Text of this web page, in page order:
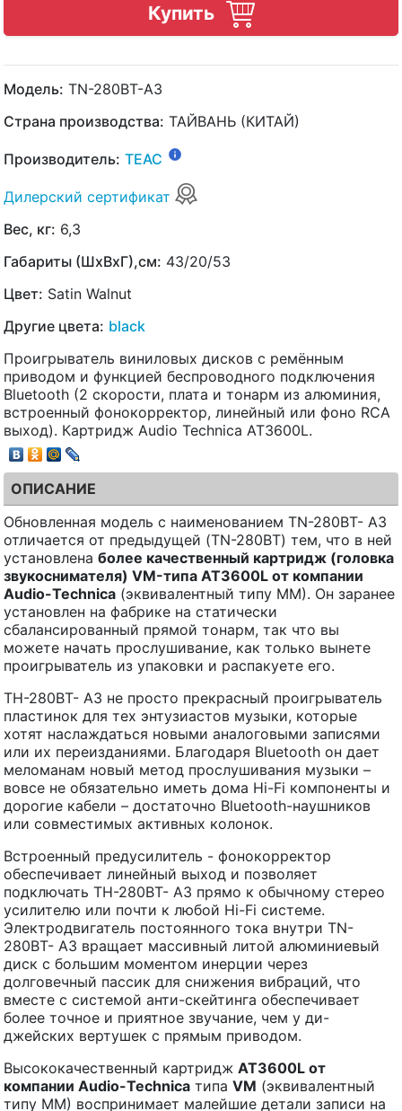
Купить
Модель: TN-280BT-A3
Страна производства: ТАЙВАНЬ (КИТАЙ)
Производитель: TEAC
Дилерский сертификат
Вес, кг: 6,3
Габариты (ШхВхГ),см: 43/20/53
Цвет: Satin Walnut
Другие цвета: black
Проигрыватель виниловых дисков с ремённым
приводом и функцией беспроводного подключения
Bluetooth (2 скорости, плата и тонарм из алюминия,
встроенный фонокорректор, линейный или фоно RCA
выход). Картридж Audio Technica AT3600L.
ОПИСАНИЕ
Обновленная модель с наименованием TN-280BT- A3
отличается от предыдущей (TN-280BT) тем, что в ней
установлена более качественный картридж (головка
звукоснимателя) VM-типа AT3600L от компании
Audio-Technica (эквивалентный типу MM). Он заранее
установлен на фабрике на статически
сбалансированный прямой тонарм, так что вы
можете начать прослушивание, как только вынете
проигрыватель из упаковки и распакуете его.
ТН-280BT- A3 не просто прекрасный проигрыватель
пластинок для тех энтузиастов музыки, которые
хотят наслаждаться новыми аналоговыми записями
или их переизданиями. Благодаря Bluetooth он дает
меломанам новый метод прослушивания музыки –
вовсе не обязательно иметь дома Hi-Fi компоненты и
дорогие кабели – достаточно Bluetooth-наушников
или совместимых активных колонок.
Встроенный предусилитель - фонокорректор
обеспечивает линейный выход и позволяет
подключать ТН-280BT- A3 прямо к обычному стерео
усилителю или почти к любой Hi-Fi системе.
Электродвигатель постоянного тока внутри TN-
280BT- A3 вращает массивный литой алюминиевый
диск с большим моментом инерции через
долговечный пассик для снижения вибраций, что
вместе с системой анти-скейтинга обеспечивает
более точное и приятное звучание, чем у ди-
джейских вертушек с прямым приводом.
Высококачественный картридж AT3600L от
компании Audio-Technica типа VM (эквивалентный
типу MM) воспринимает малейшие детали записи на